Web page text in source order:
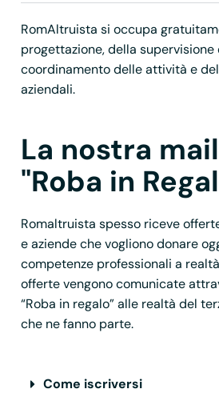
RomAltruista si occupa
progettazione, della supervisione
coordinamento delle attività e
aziendali.
La nostra
"Roba in
Romaltruista spesso riceve
e aziende che vogliono donare
competenze professionali a
offerte vengono comunicate
“Roba in regalo” alle realtà del
che ne fanno parte.
Come iscriversi